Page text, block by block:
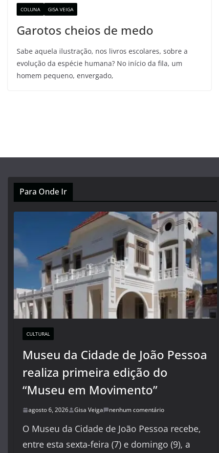
COLUNA GISA VEIGA
Garotos cheios de medo
Sabe aquela ilustração, nos livros escolares, sobre a
evolução da espécie humana? No início da fila, um
homem pequeno, envergado,
Para Onde Ir
CULTURAL
Museu da Cidade de João Pessoa
realiza primeira edição do
“Museu em Movimento”
agosto 6, 2026 Gisa Veiga nenhum comentário
O Museu da Cidade de João Pessoa recebe,
entre esta sexta-feira (7) e domingo (9), a